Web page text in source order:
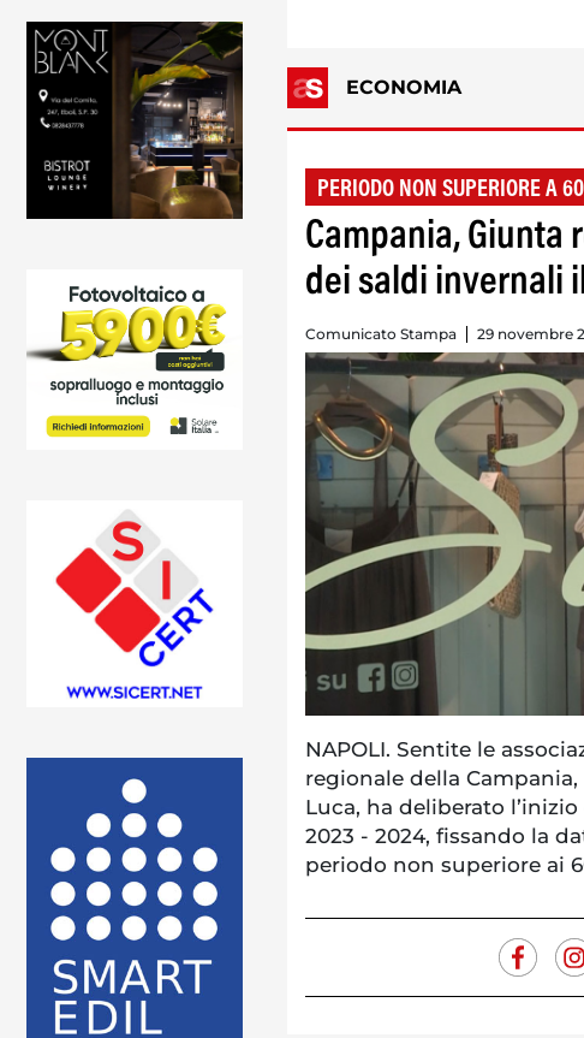
ECONOMIA
PERIODO NON SUPERIORE A 60
Campania, Giunta
dei saldi invernali
Comunicato Stampa 29 novembre
NAPOLI. Sentite le
regionale della
Luca, ha deliberato
2023 - 2024, fissando la
periodo non superiore ai